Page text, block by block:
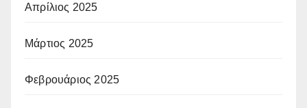
Απρίλιος 2025
Μάρτιος 2025
Φεβρουάριος 2025